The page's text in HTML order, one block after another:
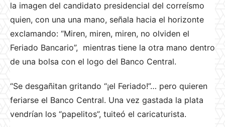
la imagen del candidato presidencial del correísmo
quien, con una una mano, señala hacia el horizonte
exclamando: “Miren, miren, miren, no olviden el
Feriado Bancario”, mientras tiene la otra mano dentro
de una bolsa con el logo del Banco Central.
“Se desgañitan gritando “¡el Feriado!”… pero quieren
feriarse el Banco Central. Una vez gastada la plata
vendrían los “papelitos”, tuiteó el caricaturista.